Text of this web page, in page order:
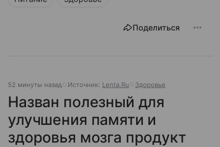
Поделиться
52 минуты назад Источник: Lenta.Ru Здоровье
Назван полезный для
улучшения памяти и
здоровья мозга продукт